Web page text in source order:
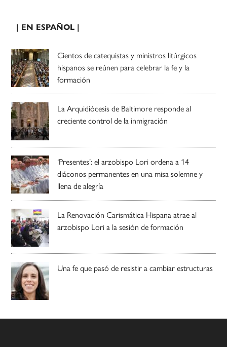
| EN ESPAÑOL |
Cientos de catequistas y ministros litúrgicos
hispanos se reúnen para celebrar la fe y la
formación
La Arquidiócesis de Baltimore responde al
creciente control de la inmigración
‘Presentes’: el arzobispo Lori ordena a 14
diáconos permanentes en una misa solemne y
llena de alegría
La Renovación Carismática Hispana atrae al
arzobispo Lori a la sesión de formación
Una fe que pasó de resistir a cambiar estructuras